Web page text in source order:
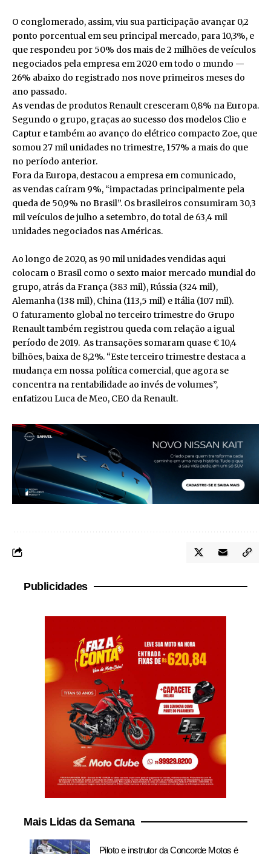
O conglomerado, assim, viu sua participação avançar 0,2
ponto porcentual em seu principal mercado, para 10,3%, e
que respondeu por 50% dos mais de 2 milhões de veículos
negociados pela empresa em 2020 em todo o mundo —
26% abaixo do registrado nos nove primeiros meses do
ano passado.
As vendas de produtos Renault cresceram 0,8% na Europa.
Segundo o grupo, graças ao sucesso dos modelos Clio e
Captur e também ao avanço do elétrico compacto Zoe, que
somou 27 mil unidades no trimestre, 157% a mais do que
no período anterior.
Fora da Europa, destacou a empresa em comunicado,
as vendas caíram 9%, “impactadas principalmente pela
queda de 50,9% no Brasil”. Os brasileiros consumiram 30,3
mil veículos de julho a setembro, do total de 63,4 mil
unidades negociados nas Américas.
Ao longo de 2020, as 90 mil unidades vendidas aqui
colocam o Brasil como o sexto maior mercado mundial do
grupo, atrás da França (383 mil), Rússia (324 mil),
Alemanha (138 mil), China (113,5 mil) e Itália (107 mil).
O faturamento global no terceiro trimestre do Grupo
Renault também registrou queda com relação a igual
período de 2019. As transações somaram quase € 10,4
bilhões, baixa de 8,2%. “Este terceiro trimestre destaca a
mudança em nossa política comercial, que agora se
concentra na rentabilidade ao invés de volumes”,
enfatizou Luca de Meo, CEO da Renault.
Publicidades
Mais Lidas da Semana
Piloto e instrutor da Concorde Motos é